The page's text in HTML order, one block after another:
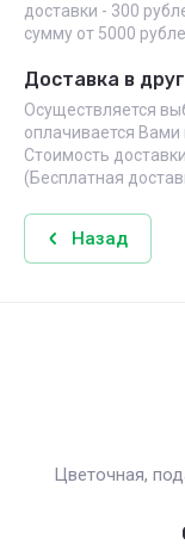
доставки - 300
сумму от 5000
Доставка в
Осуществляется
оплачивается
Стоимость
(Бесплатная
Назад
Цветочная,